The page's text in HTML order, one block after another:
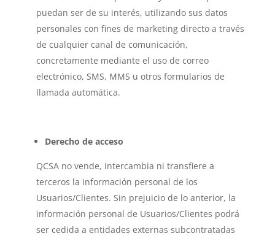
puedan ser de su interés, utilizando sus datos
personales con fines de marketing directo a través
de cualquier canal de comunicación,
concretamente mediante el uso de correo
electrónico, SMS, MMS u otros formularios de
llamada automática.
Derecho de acceso
QCSA no vende, intercambia ni transfiere a
terceros la información personal de los
Usuarios/Clientes. Sin prejuicio de lo anterior, la
información personal de Usuarios/Clientes podrá
ser cedida a entidades externas subcontratadas